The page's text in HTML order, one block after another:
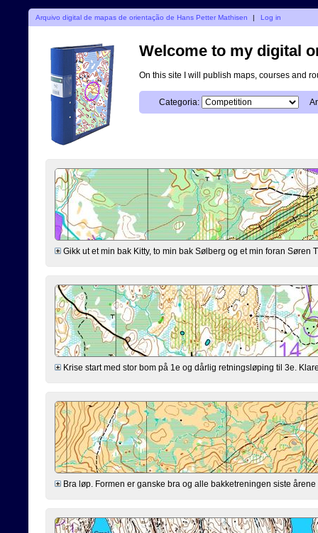
Arquivo digital de mapas de orientação de Hans Petter Mathisen | Log in
Welcome to my digital
On this site I will publish maps, courses and
Categoria:
Gikk ut et min bak Kitty, to min bak Sølberg og et min foran
Krise start med stor bom på 1e og dårlig retningsløping til 3e.
Bra løp. Formen er ganske bra og alle bakketreningen siste